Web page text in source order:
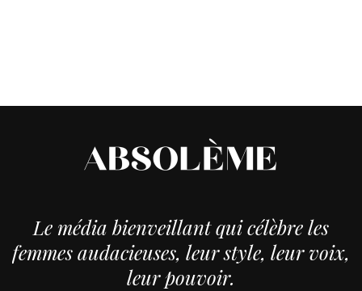
Le média bienveillant qui célèbre les
femmes audacieuses, leur style, leur voix,
leur pouvoir.